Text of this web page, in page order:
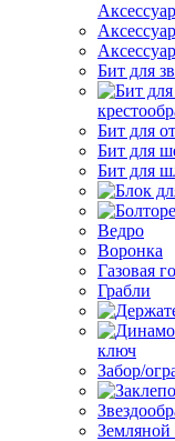
Бит для
Бит для
Бит для
Бит для
Ведро
Воронка
Газовая
Грабли
ключ
Забор/
Земляной